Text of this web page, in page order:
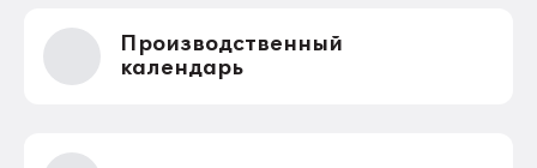
Производственный
календарь